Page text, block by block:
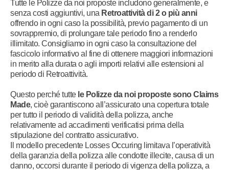
Tutte le Polizze da noi proposte includono generalmente, e
senza costi aggiuntivi, una Retroattività di 2 o più anni
offrendo in ogni caso la possibilità, previo pagamento di un
sovrappremio, di prolungare tale periodo fino a renderlo
illimitato. Consigliamo in ogni caso la consultazione del
fascicolo informativo al fine di ottenere maggiori informazioni
in merito alla durata o agli importi relativi alle estensioni al
periodo di Retroattività.
Questo perché tuttele Polizze da noi proposte sono Claims
Made, cioè garantiscono all’assicurato una copertura totale
per tutto il periodo di validità della polizza, anche
relativamente ad accadimenti verificatisi prima della
stipulazione del contratto assicurativo.
Il modello precedente Losses Occuring limitava l’operatività
della garanzia della polizza alle condotte illecite, causa di un
danno, occorsi durante il periodo di vigenza della polizza, a